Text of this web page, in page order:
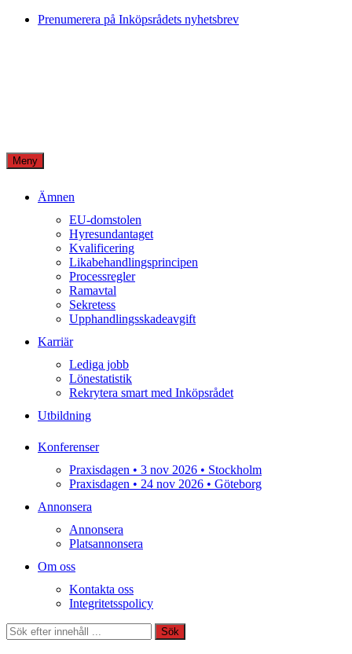
Skip
Prenumerera på Inköpsrådets nyhetsbrev
Meny
Ämnen
EU-domstolen
Hyresundantaget
Kvalificering
Likabehandlingsprincipen
Processregler
Ramavtal
Sekretess
Upphandlingsskadeavgift
Karriär
Lediga jobb
Lönestatistik
Rekrytera smart med Inköpsrådet
Utbildning
Konferenser
Praxisdagen • 3 nov 2026 • Stockholm
Praxisdagen • 24 nov 2026 • Göteborg
Annonsera
Annonsera
Platsannonsera
Om oss
Kontakta oss
Integritetsspolicy
Sök
Sök